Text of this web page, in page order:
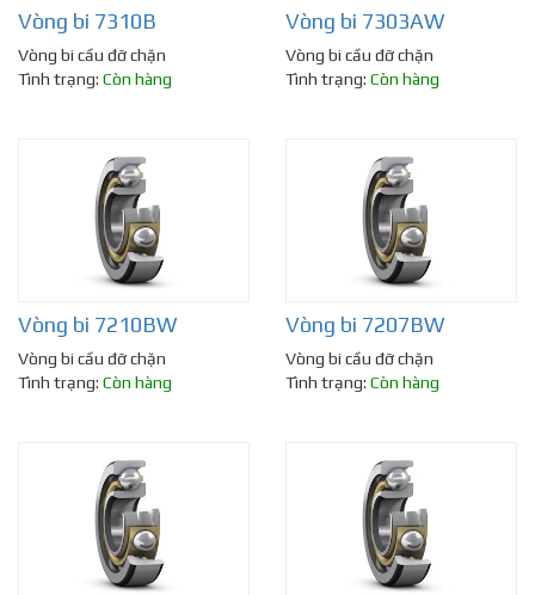
Vòng bi 7310B
Vòng bi cầu đỡ chặn
Tình trạng: Còn hàng
Vòng bi 7303AW
Vòng bi cầu đỡ chặn
Tình trạng: Còn hàng
Vòng bi 7210BW
Vòng bi cầu đỡ chặn
Tình trạng: Còn hàng
Vòng bi 7207BW
Vòng bi cầu đỡ chặn
Tình trạng: Còn hàng